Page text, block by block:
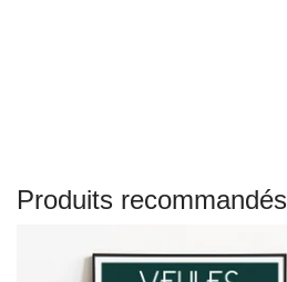
Produits recommandés